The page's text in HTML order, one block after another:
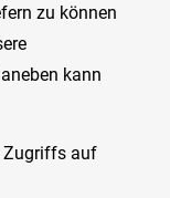
zu können
kann
Zugriffs auf